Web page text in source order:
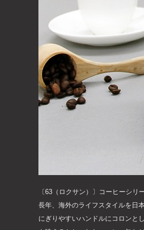
〔63（ロクサン）〕コーヒーシ
長年、海外のライフスタイルを日
にぎりやすいハンドルにコロンと